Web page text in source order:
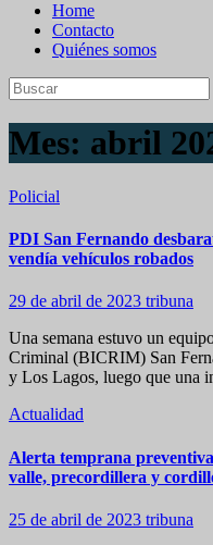
Home
Contacto
Quiénes somos
Mes: abril
Policial
PDI San Fernando
vendía vehículos robados
29 de abril de 2023 tribuna
Una semana estuvo un
Criminal (BICRIM) San
y Los Lagos, luego que una
Actualidad
Alerta temprana
valle, precordillera y
25 de abril de 2023 tribuna